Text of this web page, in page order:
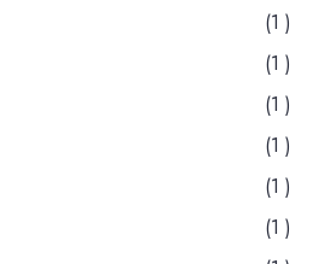
(1 )
(1 )
(1 )
(1 )
(1 )
(1 )